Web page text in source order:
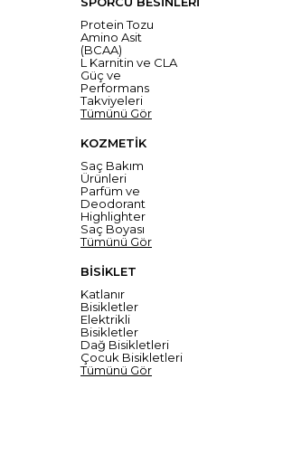
Protein Tozu
Amino Asit
(BCAA)
L Karnitin ve CLA
Güç ve
Performans
Takviyeleri
Tümünü Gör
KOZMETİK
Saç Bakım
Ürünleri
Parfüm ve
Deodorant
Highlighter
Saç Boyası
Tümünü Gör
BİSİKLET
Katlanır
Bisikletler
Elektrikli
Bisikletler
Dağ Bisikletleri
Çocuk Bisikletleri
Tümünü Gör